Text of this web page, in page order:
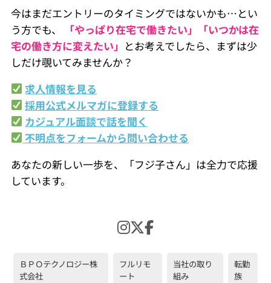
今はまだエントリーのタイミングではないかも…とい
う方でも、
「やっぱり在宅で働きたい」「いつかは在
宅の働き方に変えたい」 とお考えでしたら、まずは少
しだけ覗いてみませんか？
求人情報を見る
採用公式メルマガに登録する
カジュアル面談で話を聞く
不明点をフォームから問い合わせる
あなたの新しい一歩を、「フジ子さん」は全力で応援
しています。
ＢＰＯテクノロジー株
式会社
フルリモ
ート
当社の取り
組み
転勤
族